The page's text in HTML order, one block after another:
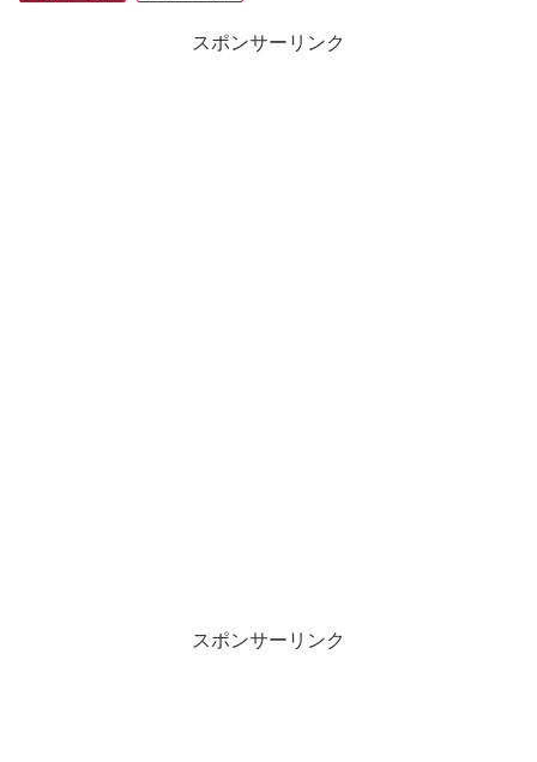
スポンサーリンク
スポンサーリンク